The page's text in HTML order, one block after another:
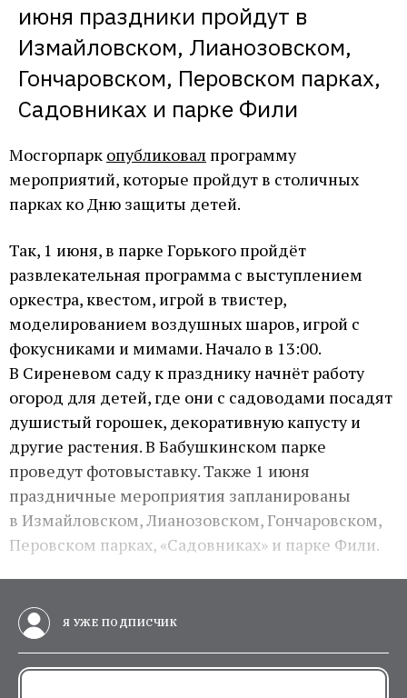
июня праздники пройдут в
Измайловском, Лианозовском,
Гончаровском, Перовском парках,
Садовниках и парке Фили
Мосгорпарк опубликовал программу
мероприятий, которые пройдут в столичных
парках ко Дню защиты детей.
Так, 1 июня, в парке Горького пройдёт
развлекательная программа с выступлением
оркестра, квестом, игрой в твистер,
моделированием воздушных шаров, игрой с
фокусниками и мимами. Начало в 13:00.
В Сиреневом саду к празднику начнёт работу
огород для детей, где они с садоводами посадят
душистый горошек, декоративную капусту и
другие растения. В Бабушкинском парке
проведут фотовыставку. Также 1 июня
праздничные мероприятия запланированы
в Измайловском, Лианозовском, Гончаровском,
Перовском парках, «Садовниках» и парке Фили.
Я УЖЕ ПОДПИСЧИК